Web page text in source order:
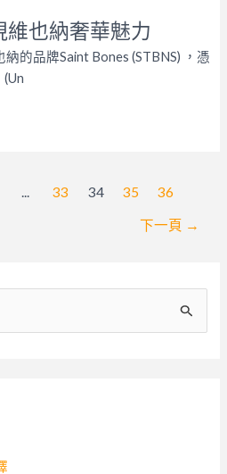
也納奢華魅力
的品牌Saint Bones (STBNS) ，憑
... 33 34 35 36
下一頁 →